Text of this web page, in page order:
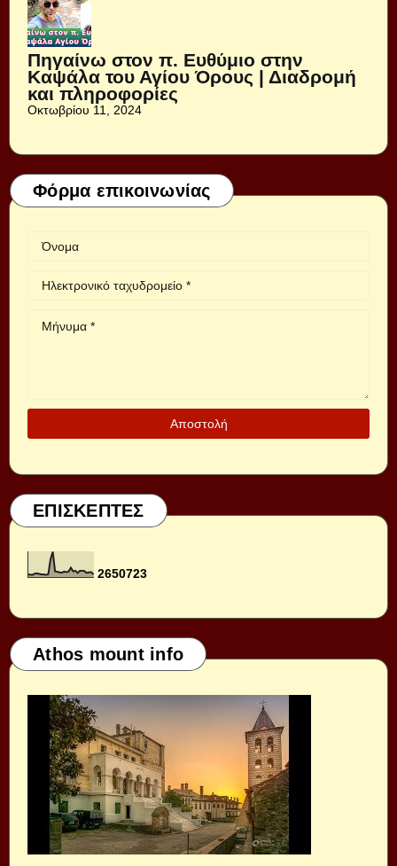
Πηγαίνω στον π. Ευθύμιο στην
Καψάλα του Αγίου Όρους | Διαδρομή
και πληροφορίες
Οκτωβρίου 11, 2024
Φόρμα επικοινωνίας
ΕΠΙΣΚΕΠΤΕΣ
2650723
Athos mount info